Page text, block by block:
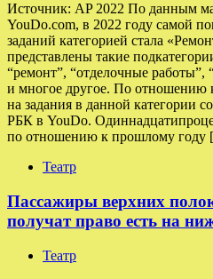
Источник: AP 2022 По данным
YouDo.com, в 2022 году самой
заданий категорией стала
представлены такие
“ремонт”, “отделочные работы”,
и многое другое. По отношению
на задания в данной категории
РБК в YouDo.
по отношению к прошлому
Театр
Пассажиры верхних
получат право есть на
Театр